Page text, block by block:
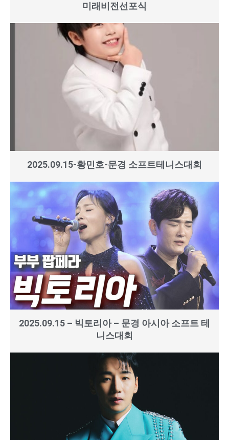
미래비전선포식
2025.09.15-황민호-문경 소프트테니스대회
2025.09.15 – 빅토리아 – 문경 아시아 소프트 테
니스대회